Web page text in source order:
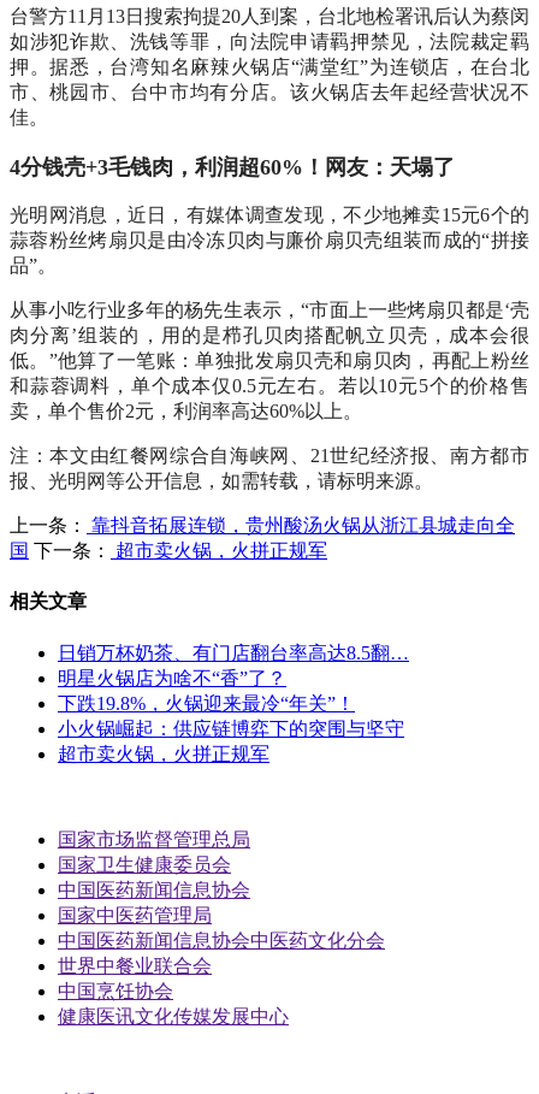
台警方11月13日搜索拘提20人到案，台北地检署讯后认为蔡闵
如涉犯诈欺、洗钱等罪，向法院申请羁押禁见，法院裁定羁
押。据悉，台湾知名麻辣火锅店“满堂红”为连锁店，在台北
市、桃园市、台中市均有分店。该火锅店去年起经营状况不
佳。
4分钱壳+3毛钱肉，利润超60%！网友：天塌了
光明网消息，近日，有媒体调查发现，不少地摊卖15元6个的
蒜蓉粉丝烤扇贝是由冷冻贝肉与廉价扇贝壳组装而成的“拼接
品”。
从事小吃行业多年的杨先生表示，“市面上一些烤扇贝都是‘壳
肉分离’组装的，用的是栉孔贝肉搭配帆立贝壳，成本会很
低。”他算了一笔账：单独批发扇贝壳和扇贝肉，再配上粉丝
和蒜蓉调料，单个成本仅0.5元左右。若以10元5个的价格售
卖，单个售价2元，利润率高达60%以上。
注：本文由红餐网综合自海峡网、21世纪经济报、南方都市
报、光明网等公开信息，如需转载，请标明来源。
上一条：
靠抖音拓展连锁，贵州酸汤火锅从浙江县城走向全
国 下一条： 超市卖火锅，火拼正规军
相关文章
日销万杯奶茶、有门店翻台率高达8.5翻…
明星火锅店为啥不“香”了？
下跌19.8%，火锅迎来最冷“年关”！
小火锅崛起：供应链博弈下的突围与坚守
超市卖火锅，火拼正规军
国家市场监督管理总局
国家卫生健康委员会
中国医药新闻信息协会
国家中医药管理局
中国医药新闻信息协会中医药文化分会
世界中餐业联合会
中国烹饪协会
健康医讯文化传媒发展中心